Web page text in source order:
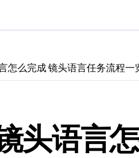
体验
V6全面解析
怎么完成 镜头语言任务流程一
头语言